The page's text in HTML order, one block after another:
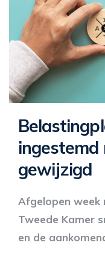
gewijzigd
Afgelopen week
Tweede Kamer
en de